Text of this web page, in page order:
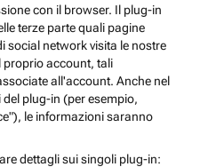
con il browser. Il plug-in
terze parte quali pagine
social network visita le nostre
proprio account, tali
all'account. Anche nel
plug-in (per esempio,
le informazioni saranno
dettagli sui singoli plug-in: